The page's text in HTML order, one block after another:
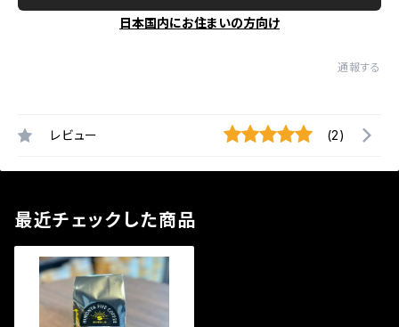
日本国内にお住まいの方向け
通報する
レビュー (2)
最近チェックした商品